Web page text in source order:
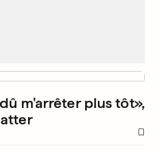
m'arrêter plus tôt»,